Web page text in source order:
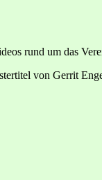
rund um das
von Gerrit